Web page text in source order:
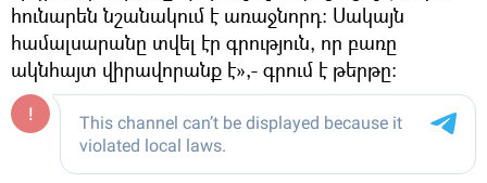
հունարեն նշանակում է առաջնորդ: Սակայն
համալսարանը տվել էր գրություն, որ բառը
ակնհայտ վիրավորանք է»,- գրում է թերթը։